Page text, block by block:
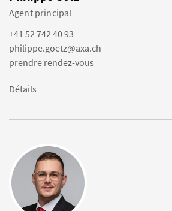
Agent principal
+41 52 742 40 93
philippe.goetz@axa.ch
prendre rendez-vous
Détails